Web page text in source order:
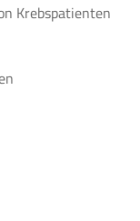
Krebspatienten